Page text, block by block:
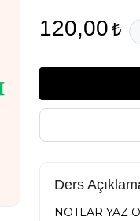
120,00 ₺
Ders
NOTLAR YAZ